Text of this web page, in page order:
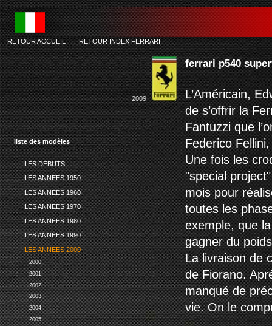
liste des modèles
LES DEBUTS
LES ANNEES 1950
LES ANNEES 1960
LES ANNEES 1970
LES ANNEES 1980
LES ANNEES 1990
LES ANNEES 2000
2000
2001
2002
2003
2004
2005
ferrari p540
RETOUR ACCUEIL-RETOUR INDEX FERRARI
2009
L’Américain,
de s’offrir la
Fantuzzi que
Federico
Une fois les
"special
mois pour
toutes les
exemple, que
gagner du
La livraison de
de Fiorano.
manqué de
vie. On le